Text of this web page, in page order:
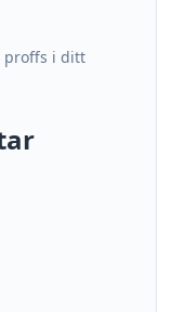
proffs i ditt